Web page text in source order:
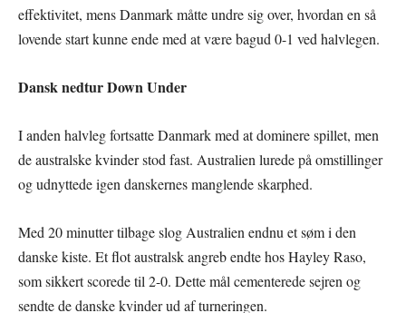
effektivitet, mens Danmark måtte undre sig over, hvordan en så
lovende start kunne ende med at være bagud 0-1 ved halvlegen.
Dansk nedtur Down Under
I anden halvleg fortsatte Danmark med at dominere spillet, men
de australske kvinder stod fast. Australien lurede på omstillinger
og udnyttede igen danskernes manglende skarphed.
Med 20 minutter tilbage slog Australien endnu et søm i den
danske kiste. Et flot australsk angreb endte hos Hayley Raso,
som sikkert scorede til 2-0. Dette mål cementerede sejren og
sendte de danske kvinder ud af turneringen.